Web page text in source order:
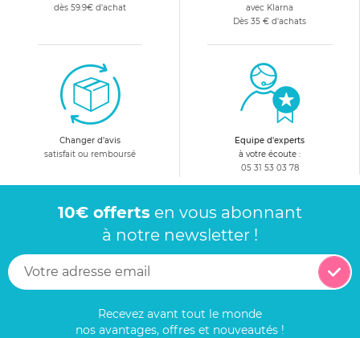
dès 59.9€ d'achat
avec Klarna
Dès 35 € d'achats
Changer d'avis
satisfait ou remboursé
Equipe d'experts
à votre écoute :
05 31 53 03 78
10€ offerts en vous abonnant
à notre newsletter !
Recevez avant tout le monde
nos avantages, offres et nouveautés !